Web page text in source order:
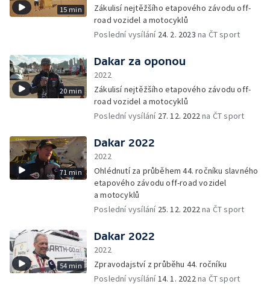
15 min
Zákulisí nejtěžšího etapového závodu off-
road vozidel a motocyklů
Poslední vysílání 24. 2. 2023 na ČT sport
20 min
Dakar za oponou
2022
Zákulisí nejtěžšího etapového závodu off-
road vozidel a motocyklů
Poslední vysílání 27. 12. 2022na ČT sport
71 min
Dakar 2022
2022
Ohlédnutí za průběhem 44. ročníku slavného
etapového závodu off-road vozidel
a motocyklů
Poslední vysílání 25. 12. 2022na ČT sport
54 min
Dakar 2022
2022
Zpravodajství z průběhu 44. ročníku
Poslední vysílání14. 1. 2022na ČT sport